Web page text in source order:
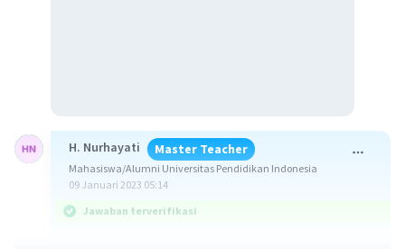
H. Nurhayati Master Teacher
Mahasiswa/Alumni Universitas Pendidikan Indonesia
09 Januari 2023 05:14
Jawaban terverifikasi